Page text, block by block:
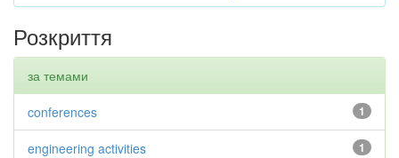
Розкриття
за темами
1
conferences
1
engineering activities